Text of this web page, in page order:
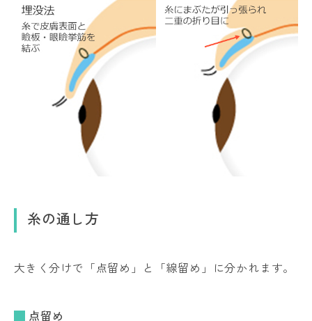
糸の通し方
大きく分けで「点留め」と「線留め」に分かれます。
点留め